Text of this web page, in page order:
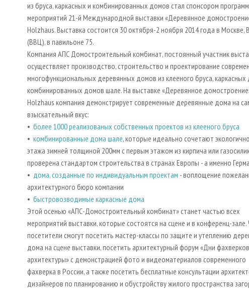
из бруса, каркасных и комбинированных домов стал спонсором
мероприятий 21-й Международной выставки «Деревянное
Holzhaus. Выставка состоится 30 октября-2 ноября 2014 года в Москве,
(ВВЦ), в павильоне 75.
Компания АПС Домостроительный комбинат, постоянный участник
осуществляет производство, строительство и проектирование
многофункциональных деревянных домов из клееного бруса, каркасных
комбинированных домов шале. На выставке «Деревянное
Holzhaus компания демонстрирует современные деревянные дома на
взыскательный вкус:
• более 1000 реализованых собственных проектов из клееного бруса
• комбинированные дома шале, которые идеально сочетают
этажа зимней толщиной 200мм с первым этажом из кирпича или
проверена стандартом строительства в странах Европы - а именно
• дома, созданные по индивидуальным проектам - воплощение
архитектурного бюро компании
• быстровозводимые каркасные дома
Этой осенью «АПС-Домостроительный комбинат» станет частью всех
мероприятий выставки, которые состоятся на сцене и в конференц-зале.
посетители смогут посетить мастер-классы по защите и утеплению
дома на сцене выставки, посетить архитектурный форум «Дни
архитектуры» с демонстрацией фото и видеоматериалов современного
фахверка в России, а также посетить бесплатные консультации
дизайнеров по планированию и обустройству жилого пространства